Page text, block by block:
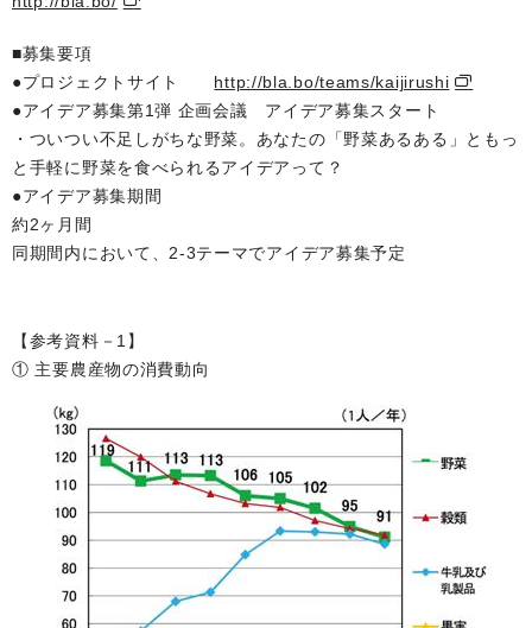
■募集要項
●プロジェクトサイト http://bla.bo/teams/kaijirushi
●アイデア募集第1弾 企画会議 アイデア募集スタート
・ついつい不足しがちな野菜。あなたの「野菜あるある」ともっ
と手軽に野菜を食べられるアイデアって？
●アイデア募集期間
約2ヶ月間
同期間内において、2-3テーマでアイデア募集予定
【参考資料－1】
① 主要農産物の消費動向